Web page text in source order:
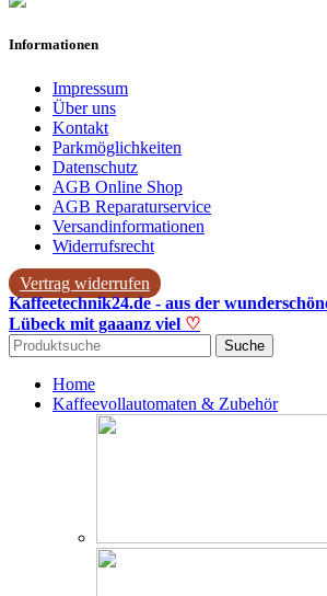
Informationen
Impressum
Über uns
Kontakt
Parkmöglichkeiten
Datenschutz
AGB Online Shop
AGB Reparaturservice
Versandinformationen
Widerrufsrecht
Vertrag widerrufen
Kaffeetechnik24.de - aus der
Lübeck mit gaaanz viel ♡
Suche
Home
Kaffeevollautomaten & Zubehör